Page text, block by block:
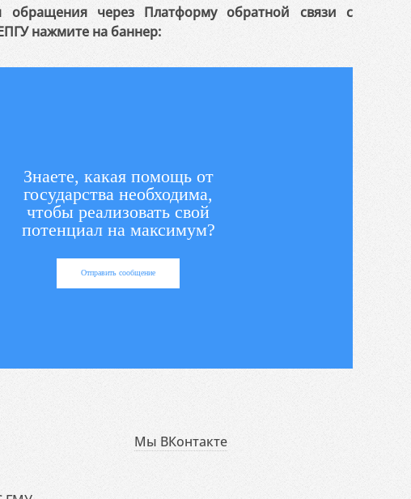
обращения через Платформу обратной связи с
нажмите на баннер:
Знаете, какая помощь от
государства необходима,
чтобы реализовать свой
потенциал на максимум?
Отправить сообщение
Мы ВКонтакте